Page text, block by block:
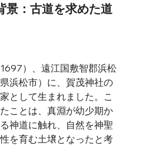
景：古道を求めた道
）、遠江国敷智郡浜松
浜松市）に、賀茂神社の
として生まれました。こ
ことは、真淵が幼少期か
神道に触れ、自然を神聖
を育む土壌となったと考